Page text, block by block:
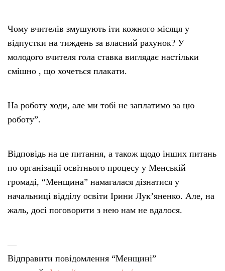
Чому вчителів змушують іти кожного місяця у
відпустки на тиждень за власний рахунок? У
молодого вчителя гола ставка виглядає настільки
смішно , що хочеться плакати.
На роботу ходи, але ми тобі не заплатимо за цю
роботу”.
Відповідь на це питання, а також щодо інших питань
по організації освітнього процесу у Менській
громаді, “Менщина” намагалася дізнатися у
начальниці відділу освіти Ірини Лук’яненко. Але, на
жаль, досі поговорити з нею нам не вдалося.
—
Відправити повідомлення “Менщині”